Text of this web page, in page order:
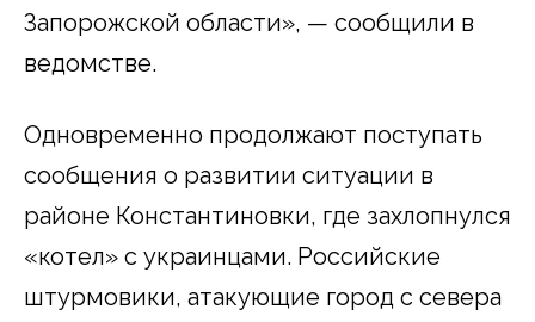
Запорожской области», — сообщили в
ведомстве.
Одновременно продолжают поступать
сообщения о развитии ситуации в
районе Константиновки, где захлопнулся
«котел» с украинцами. Российские
штурмовики, атакующие город с севера